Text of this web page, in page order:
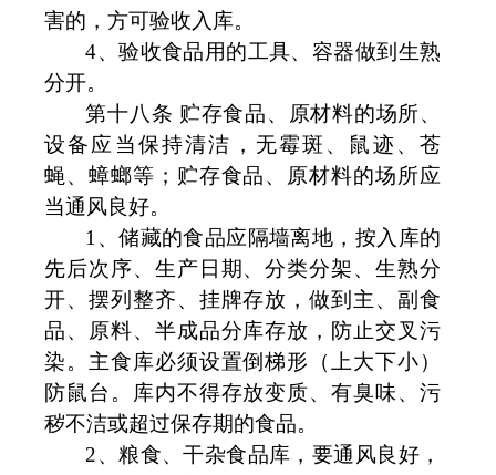
害的，方可验收入库。
4、验收食品用的工具、容器做到生熟
分开。
第十八条 贮存食品、原材料的场所、
设备应当保持清洁，无霉斑、鼠迹、苍
蝇、蟑螂等；贮存食品、原材料的场所应
当通风良好。
1 、储藏的食品应隔墙离地，按入库的
先后次序、生产日期、分类分架、生熟分
开、摆列整齐、挂牌存放，做到主、副食
品、原料、半成品分库存放，防止交叉污
染。主食库必须设置倒梯形（上大下小）
防鼠台。库内不得存放变质、有臭味、污
秽不洁或超过保存期的食品。
2、粮食、干杂食品库，要通风良好，